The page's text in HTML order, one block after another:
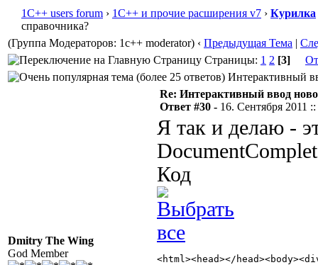
1С++ users forum › 1С++ и прочие расширения v7 › Курилка
справочника?
(Группа Модераторов: 1c++ moderator) ‹ Предыдущая Тема |
Страницы: 1 2 [3]
Интерактивный
Dmitry The Wing
God Member
Re: Интерактивный ввод
Ответ #30 - 16. Сентября 2011
Я так и делаю -
Код
<html><head></